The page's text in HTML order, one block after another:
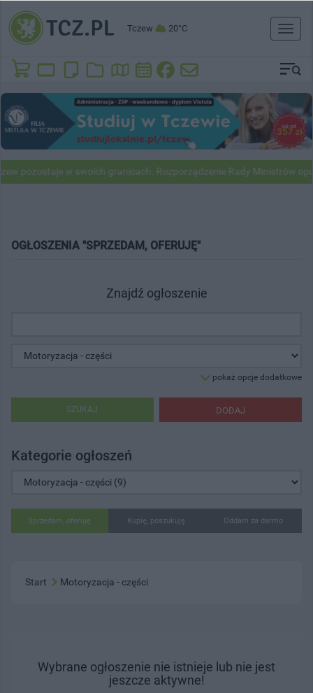
Tczew 20°C
Toggle
pozostaje w swoich granicach. Rozporządzenie Rady Ministrów
OGŁOSZENIA "SPRZEDAM, OFERUJĘ"
Znajdź ogłoszenie
pokaż opcje dodatkowe
DODAJ
SZUKAJ
Kategorie ogłoszeń
Sprzedam, oferuję Kupię, poszukuję Oddam za darmo
Start Motoryzacja - części
Wybrane ogłoszenie nie istnieje lub nie jest
jeszcze aktywne!